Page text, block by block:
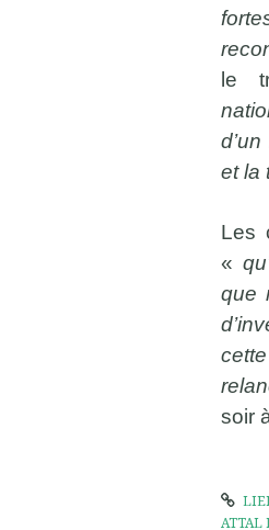
le
et la
Les
«
que
soir
ATTAL